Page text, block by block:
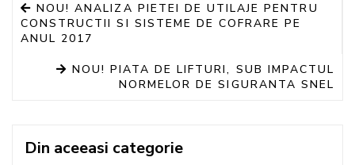
NOU! ANALIZA PIETEI DE UTILAJE PENTRU
CONSTRUCTII SI SISTEME DE COFRARE PE
ANUL 2017
NOU! PIATA DE LIFTURI, SUB IMPACTUL
NORMELOR DE SIGURANTA SNEL
Din aceeasi categorie